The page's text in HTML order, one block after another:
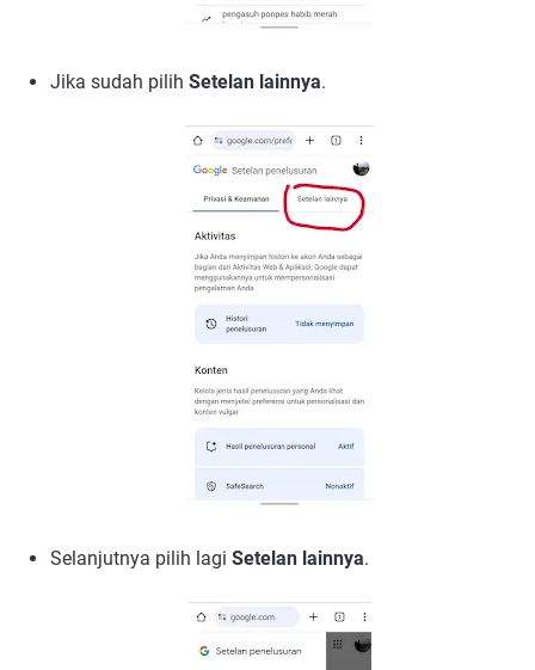
Jika sudah pilih Setelan lainnya.
Selanjutnya pilih lagi Setelan lainnya.